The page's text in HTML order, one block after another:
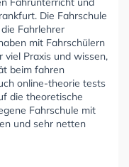
Die Fahrschule
Fahrlehrer
mit Fahrschülern
viel Praxis und wissen,
beim fahren
online-theorie tests
die theoretische
Fahrschule mit
und sehr netten